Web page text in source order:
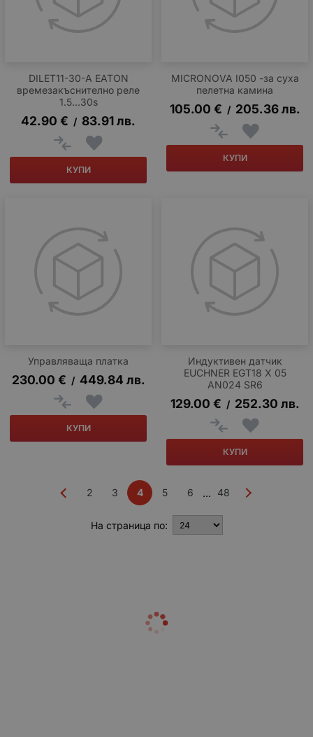
DILET11-30-A EATON
времезакъснително реле
1.5...30s
42.90 € / 83.91лв.
КУПИ
MICRONOVA I050 -за суха
пелетна камина
105.00 € / 205.36 лв.
КУПИ
Управляваща платка
230.00 € / 449.84 лв.
КУПИ
Индуктивен датчик
EUCHNER EGT18 X 05
AN024 SR6
129.00 € / 252.30 лв.
КУПИ
2 3 4 5 6 ... 48
На страница по: